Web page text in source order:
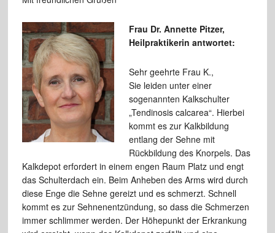
Frau Dr. Annette Pitzer,
Heilpraktikerin antwortet:
Sehr geehrte Frau K.,
Sie leiden unter einer
sogenannten Kalkschulter
„Tendinosis calcarea“. Hierbei
kommt es zur Kalkbildung
entlang der Sehne mit
Rückbildung des Knorpels. Das
Kalkdepot erfordert in einem engen Raum Platz und engt
das Schulterdach ein. Beim Anheben des Arms wird durch
diese Enge die Sehne gereizt und es schmerzt. Schnell
kommt es zur Sehnenentzündung, so dass die Schmerzen
immer schlimmer werden. Der Höhepunkt der Erkrankung